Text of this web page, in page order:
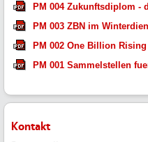
PM 004 Zukunftsdiplom -
PM 003 ZBN im
PM 002 One Billion
PM 001 Sammelstellen
Kontakt